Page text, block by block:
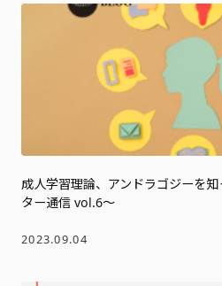
成人学習理論、アンドラゴジーを
ター通信 vol.6～
2023.09.04